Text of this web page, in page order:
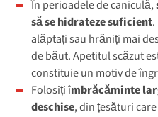
În perioadele de caniculă,
să se hidrateze suficient
alăptați sau hrăniți mai
de băut. Apetitul scăzut
constituie un motiv de
Folosiți îmbrăcăminte
deschise, din țesături